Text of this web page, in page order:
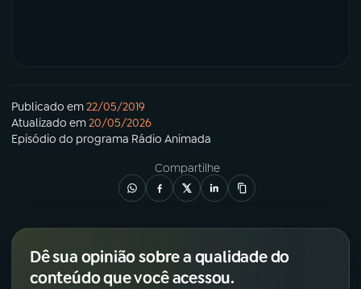
Publicado em22/05/2019
Atualizado em20/05/2026
Episódio do programa Rádio Animada
Compartilhe
Dê sua opinião sobre a qualidade do
conteúdo que você acessou.